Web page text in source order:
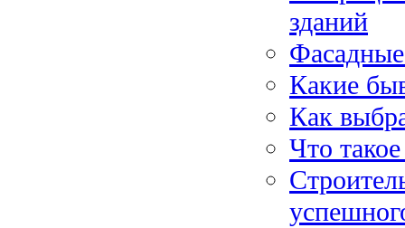
зданий
Какие
Как
Что